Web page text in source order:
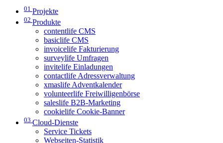
01 Projekte
02 Produkte
contentlife CMS
basiclife CMS
invoicelife Fakturierung
surveylife Umfragen
invitelife Einladungen
contactlife Adressverwaltung
xmaslife Adventkalender
volunteerlife Freiwilligenbörse
saleslife B2B-Marketing
cookielife Cookie-Banner
03 Cloud-Dienste
Service Tickets
Webseiten-Statistik